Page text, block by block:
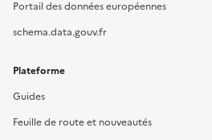
Portail des données européennes
schema.data.gouv.fr
Plateforme
Guides
Feuille de route et nouveautés